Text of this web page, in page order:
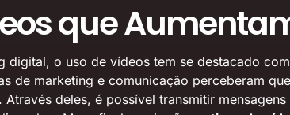
que
digital, o uso de vídeos tem se destacado
de marketing e comunicação perceberam
deles, é possível transmitir